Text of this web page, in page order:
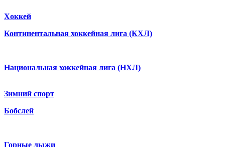
Хоккей
Континентальная хоккейная лига (КХЛ)
Национальная хоккейная лига (НХЛ)
Зимний спорт
Бобслей
Горные лыжи